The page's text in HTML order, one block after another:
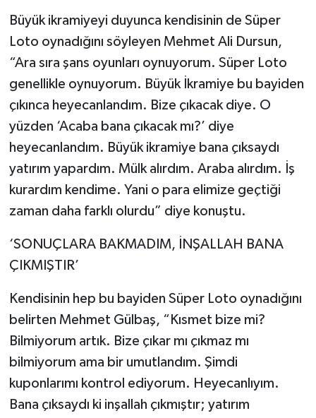
Büyük ikramiyeyi duyunca kendisinin de Süper
Loto oynadığını söyleyen Mehmet Ali Dursun,
“Ara sıra şans oyunları oynuyorum. Süper Loto
genellikle oynuyorum. Büyük İkramiye bu bayiden
çıkınca heyecanlandım. Bize çıkacak diye. O
yüzden ‘Acaba bana çıkacak mı?’ diye
heyecanlandım. Büyük ikramiye bana çıksaydı
yatırım yapardım. Mülk alırdım. Araba alırdım. İş
kurardım kendime. Yani o para elimize geçtiği
zaman daha farklı olurdu” diye konuştu.
‘SONUÇLARA BAKMADIM, İNŞALLAH BANA
ÇIKMIŞTIR’
Kendisinin hep bu bayiden Süper Loto oynadığını
belirten Mehmet Gülbaş, “Kısmet bize mi?
Bilmiyorum artık. Bize çıkar mı çıkmaz mı
bilmiyorum ama bir umutlandım. Şimdi
kuponlarımı kontrol ediyorum. Heyecanlıyım.
Bana çıksaydı ki inşallah çıkmıştır; yatırım